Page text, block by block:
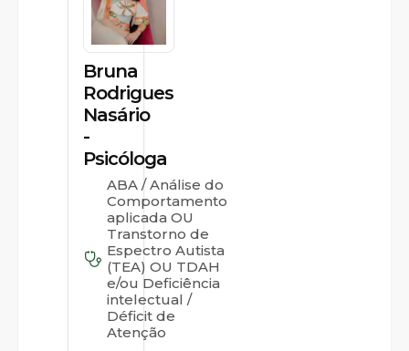
Bruna
Rodrigues
Nasário
-
Psicóloga
ABA / Análise do
Comportamento
aplicada OU
Transtorno de
Espectro Autista
(TEA) OU TDAH
e/ou Deficiência
intelectual /
Déficit de
Atenção